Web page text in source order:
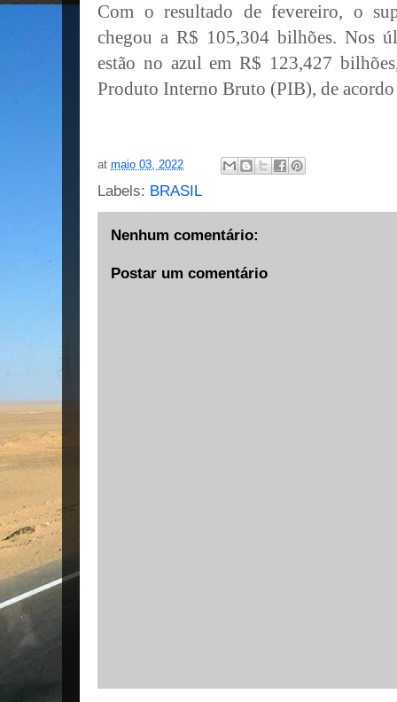
Com o resultado de fevereiro, o
chegou a R$ 105,304 bilhões. Nos
estão no azul em R$ 123,427
Produto Interno Bruto (PIB), de
at maio 03, 2022
Labels: BRASIL
Nenhum comentário:
Postar um comentário